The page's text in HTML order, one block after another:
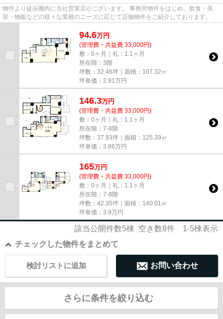
物件より徒歩圏内に当社営業店がございます。 事務所物件をはじめ、飲食・美
容・物販などの様々な業種のニーズに応じて店舗物件をご紹介しております。
尚、弊社ではおとり広告は一切...
94.6万円
(管理費・共益費 33,000円)
敷：0ヶ月｜礼：1.1ヶ月
所在階：3階
坪数：32.46坪｜面積：107.32㎡
坪単価： 2.91 万円
146.3万円
(管理費・共益費 33,000円)
敷：0ヶ月｜礼：1.1ヶ月
所在階：7-8階
坪数：37.93坪｜面積：125.39㎡
坪単価： 3.86万円
165万円
(管理費・共益費 33,000円)
敷：0ヶ月｜礼：1.1ヶ月
所在階：7-8階
坪数：42.35坪｜面積：140.01㎡
坪単価： 3.9万円
該当公開件数5棟 空き数8件 1-5棟表示
チェックした物件をまとめて
お問い合わせ
検討リストに追加
さらに条件を絞り込む